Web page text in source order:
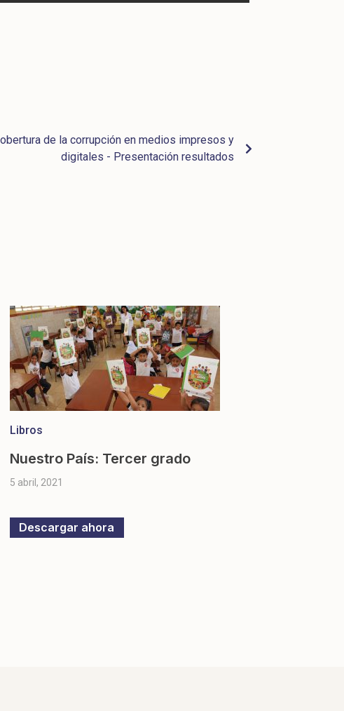
de la corrupción en medios impresos y
digitales - Presentación resultados
Libros
Nuestro País: Tercer grado
5 abril, 2021
Descargar ahora